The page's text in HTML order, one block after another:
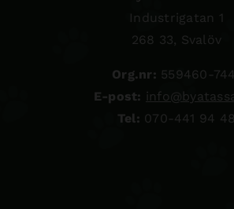
Industrigatan 1
268 33, Svalöv
Org.nr: 559460-
E-post:
Tel: 070-441 94 48